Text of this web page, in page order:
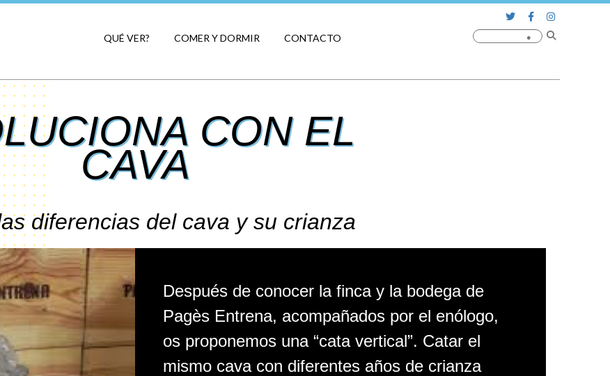
QUÉ VER? COMER Y DORMIR CONTACTO
CON EL
CAVA
diferencias del cava y su crianza
Después de conocer la finca y la bodega de
Pagès Entrena, acompañados por el enólogo,
os proponemos una “cata vertical”. Catar el
mismo cava con diferentes años de crianza